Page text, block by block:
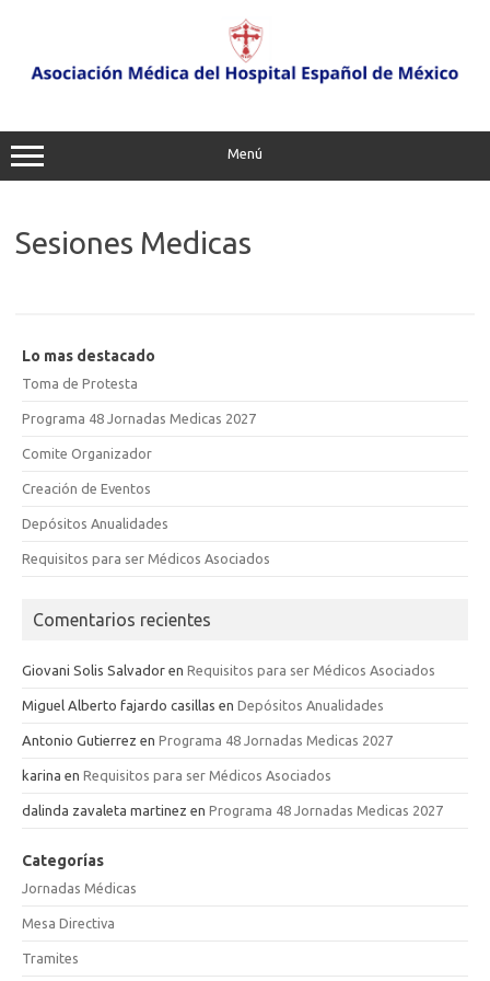
Menú
Sesiones Medicas
Lo mas destacado
Toma de Protesta
Programa 48 Jornadas Medicas 2027
Comite Organizador
Creación de Eventos
Depósitos Anualidades
Requisitos para ser Médicos Asociados
Comentarios recientes
Giovani Solis Salvador en Requisitos para ser Médicos Asociados
Miguel Alberto fajardo casillas en Depósitos Anualidades
Antonio Gutierrez en Programa 48 Jornadas Medicas 2027
karina en Requisitos para ser Médicos Asociados
dalinda zavaleta martinez en Programa 48 Jornadas Medicas 2027
Categorías
Jornadas Médicas
Mesa Directiva
Tramites